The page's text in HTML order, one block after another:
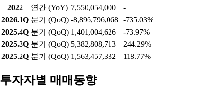
2022
연간 (YoY) 7,550,054,000
-
2026.1Q 분기 (QoQ) -8,896,796,068 -735.03%
2025.4Q 분기 (QoQ) 1,401,004,626
-73.97%
2025.3Q 분기 (QoQ) 5,382,808,713
244.29%
2025.2Q 분기 (QoQ) 1,563,457,332 118.77%
투자자별 매매동향